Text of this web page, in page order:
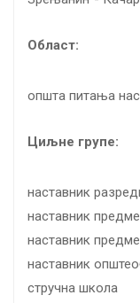
Област:
општа питања
Циљне групе:
наставник
наставник
наставник
наставник
стручна школа